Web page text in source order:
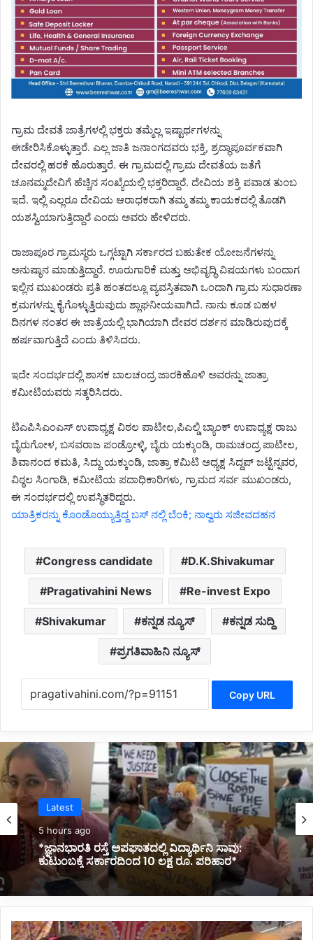
ಗ್ರಾಮ ದೇವತೆ ಜಾತ್ರೆಗಳಲ್ಲಿ ಭಕ್ತರು ತಮ್ಮೆಲ್ಲ ಇಷ್ಟಾರ್ಥಗಳನ್ನು
ಈಡೇರಿಸಿಕೊಳ್ಳುತ್ತಾರೆ. ಎಲ್ಲ ಜಾತಿ ಜನಾಂಗದವರು ಭಕ್ತಿ, ಶ್ರದ್ಧಾಪೂರ್ವಕವಾಗಿ
ದೇವರಲ್ಲಿ ಹರಕೆ ಹೊರುತ್ತಾರೆ‌. ಈ ಗ್ರಾಮದಲ್ಲಿ ಗ್ರಾಮ ದೇವತೆಯ ಜತೆಗೆ
ಚೂನಮ್ಮದೇವಿಗೆ ಹೆಚ್ಚಿನ ಸಂಖ್ಯೆಯಲ್ಲಿ ಭಕ್ತರಿದ್ದಾರೆ. ದೇವಿಯ ಶಕ್ತಿ ಪವಾಡ ತುಂಬ
ಇದೆ. ಇಲ್ಲಿ ಎಲ್ಲರೂ ದೇವಿಯ ಆರಾಧಕರಾಗಿ ತಮ್ಮ ತಮ್ಮ ಕಾಯಕದಲ್ಲಿ ತೊಡಗಿ
ಯಶಸ್ವಿಯಾಗುತ್ತಿದ್ದಾರೆ ಎಂದು ಅವರು ಹೇಳಿದರು.
ರಾಜಾಪೂರ ಗ್ರಾಮಸ್ಥರು ಒಗ್ಗಟ್ಟಾಗಿ ಸರ್ಕಾರದ ಬಹುತೇಕ ಯೋಜನೆಗಳನ್ನು
ಅನುಷ್ಠಾನ ಮಾಡುತ್ತಿದ್ದಾರೆ. ಊರುಗಾರಿಕೆ ಮತ್ತು ಅಭಿವೃದ್ಧಿ ವಿಷಯಗಳು ಬಂದಾಗ
ಇಲ್ಲಿನ ಮುಖಂಡರು ಪ್ರತಿ ಹಂತದಲ್ಲೂ ವ್ಯವಸ್ತಿತವಾಗಿ ಒಂದಾಗಿ ಗ್ರಾಮ ಸುಧಾರಣಾ
ಕ್ರಮಗಳನ್ನು ಕೈಗೊಳ್ಳುತ್ತಿರುವುದು ಶ್ಲಾಘನೀಯವಾಗಿದೆ. ನಾನು ಕೂಡ ಬಹಳ
ದಿನಗಳ ನಂತರ ಈ ಜಾತ್ರೆಯಲ್ಲಿ ಭಾಗಿಯಾಗಿ ದೇವರ ದರ್ಶನ ಮಾಡಿರುವುದಕ್ಕೆ
ಹರ್ಷವಾಗುತ್ತಿದೆ ಎಂದು ತಿಳಿಸಿದರು.
ಇದೇ ಸಂದರ್ಭದಲ್ಲಿ ಶಾಸಕ ಬಾಲಚಂದ್ರ ಜಾರಕಿಹೊಳಿ ಅವರನ್ನು ಜಾತ್ರಾ
ಕಮೀಟಿಯವರು ಸತ್ಕರಿಸಿದರು.
ಟಿಎಪಿಸಿಎಂಎಸ್ ಉಪಾಧ್ಯಕ್ಷ ವಿಠಲ ಪಾಟೀಲ,ಪಿಎಲ್ಡಿ ಬ್ಯಾಂಕ್ ಉಪಾಧ್ಯಕ್ಷ ರಾಜು
ಬೈರುಗೋಳ, ಬಸವರಾಜ ಪಂಡ್ರೋಳ್ಳಿ, ಬೈರು ಯಕ್ಕುಂಡಿ, ರಾಮಚಂದ್ರ ಪಾಟೀಲ,
ಶಿವಾನಂದ ಕಮತಿ, ಸಿದ್ದು ಯಕ್ಕುಂಡಿ, ಜಾತ್ರಾ ಕಮಿಟಿ ಅಧ್ಯಕ್ಷ ಸಿದ್ದಪ್ ಜಟ್ಟೆನ್ನವರ,
ವಿಠ್ಠಲ ಸಿಂಗಾಡಿ, ಕಮೀಟಿಯ ಪದಾಧಿಕಾರಿಗಳು, ಗ್ರಾಮದ ಸರ್ವ ಮುಖಂಡರು,
ಈ ಸಂದರ್ಭದಲ್ಲಿ ಉಪಸ್ಥಿತರಿದ್ದರು.
ಯಾತ್ರಿಕರನ್ನು ಕೊಂಡೊಯ್ಯುತ್ತಿದ್ದ ಬಸ್ ನಲ್ಲಿ ಬೆಂಕಿ; ನಾಲ್ವರು ಸಜೀವದಹನ
Congress candidate D.K.Shivakumar
Pragativahini News Re-invest Expo
Shivakumar ಕನ್ನಡ ನ್ಯೂಸ್ ಕನ್ನಡ ಸುದ್ದಿ
ಪ್ರಗತಿವಾಹಿನಿ ನ್ಯೂಸ್
Copy URL
Politics
6 hours ago
*ಸಚಿವ ಸಂಪುಟದಲ್ಲಿ ಮಹಿಳೆಯರಿಗೆ ಸ್ಥಾನ ಸಿಗಲಿದೆ: ಸಿಎಂ
ಡಿ.ಕೆ.ಶಿವಕುಮಾರ್ ಭರವಸೆ*
ಪ